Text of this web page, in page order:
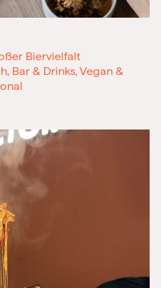
Gutscheine gilt:
maximal flexibel!
und 3 Jahre gültig
für alle Anlässe
Biervielfalt
Bar & Drinks, Vegan &